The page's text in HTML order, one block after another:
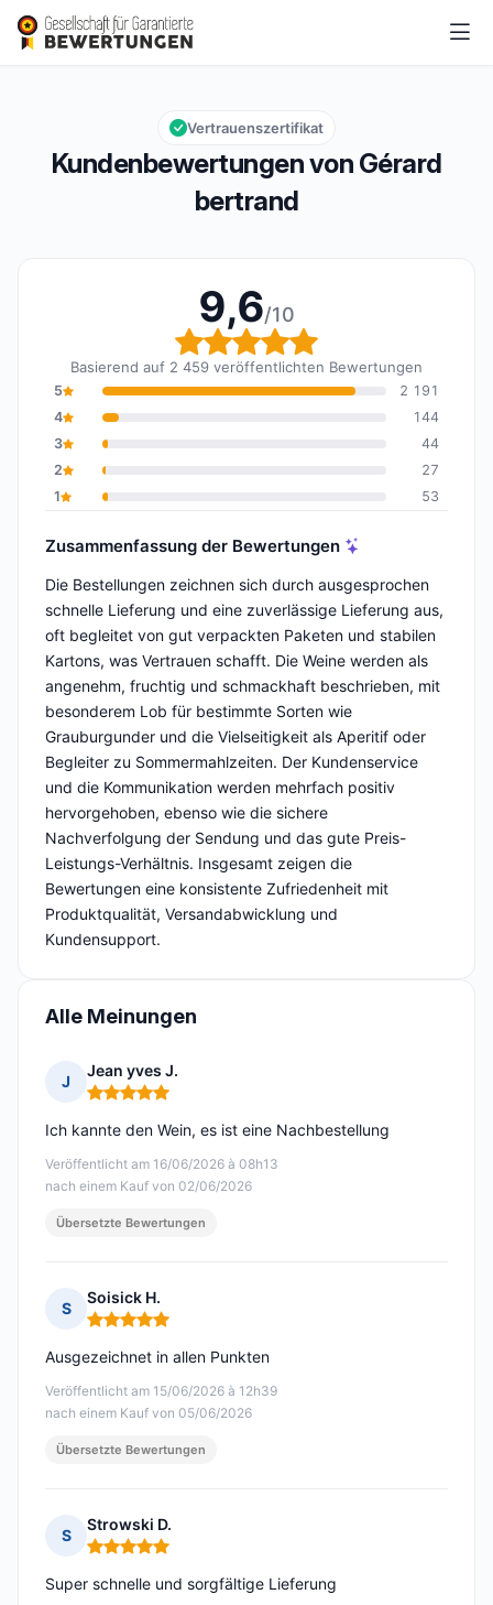
Gérard bertrand
Gesamtbewertung: 9,6 von 10
9,6/10
Kundenbewertungen von Gérard
bertrand
Vertrauenszertifikat
9,6/10
Gesamtbewertung: 9,6
Basierend auf 2 459 veröffentlichten Bewertungen
5
2 191
4
144
3
44
2
27
1
53
Zusammenfassung der Bewertungen
Die Bestellungen zeichnen sich durch ausgesprochen
schnelle Lieferung und eine zuverlässige Lieferung aus,
oft begleitet von gut verpackten Paketen und stabilen
Kartons, was Vertrauen schafft. Die Weine werden als
angenehm, fruchtig und schmackhaft beschrieben, mit
besonderem Lob für bestimmte Sorten wie
Grauburgunder und die Vielseitigkeit als Aperitif oder
Begleiter zu Sommermahlzeiten. Der Kundenservice
und die Kommunikation werden mehrfach positiv
hervorgehoben, ebenso wie die sichere
Nachverfolgung der Sendung und das gute Preis-
Leistungs-Verhältnis. Insgesamt zeigen die
Bewertungen eine konsistente Zufriedenheit mit
Produktqualität, Versandabwicklung und
Kundensupport.
Alle Meinungen
J
Jean yves J.
Hinweis: 5 von 5
Veröffentlicht am 16/06/2026 à 08h13
nach einem Kauf von 02/06/2026
Ich kannte den Wein, es ist eine Nachbestellung
Übersetzte Bewertungen
S
Soisick H.
Hinweis: 5 von 5
Veröffentlicht am 15/06/2026 à 12h39
nach einem Kauf von 05/06/2026
Ausgezeichnet in allen Punkten
Übersetzte Bewertungen
S
Strowski D.
Hinweis: 5 von 5
Super schnelle und sorgfältige Lieferung